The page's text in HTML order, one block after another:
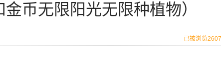
币无限阳光无限种植物）
已被浏览